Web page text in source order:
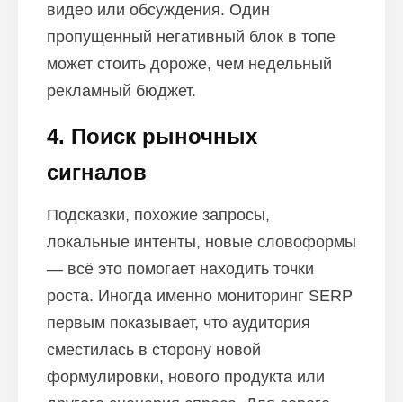
видео или обсуждения. Один
пропущенный негативный блок в топе
может стоить дороже, чем недельный
рекламный бюджет.
4. Поиск рыночных
сигналов
Подсказки, похожие запросы,
локальные интенты, новые словоформы
— всё это помогает находить точки
роста. Иногда именно мониторинг SERP
первым показывает, что аудитория
сместилась в сторону новой
формулировки, нового продукта или